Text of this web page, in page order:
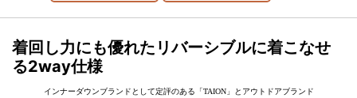
着回し力にも優れたリバーシブルに着こなせ
る2way仕様
インナーダウンブランドとして定評のある「TAION」とアウトドアブランド